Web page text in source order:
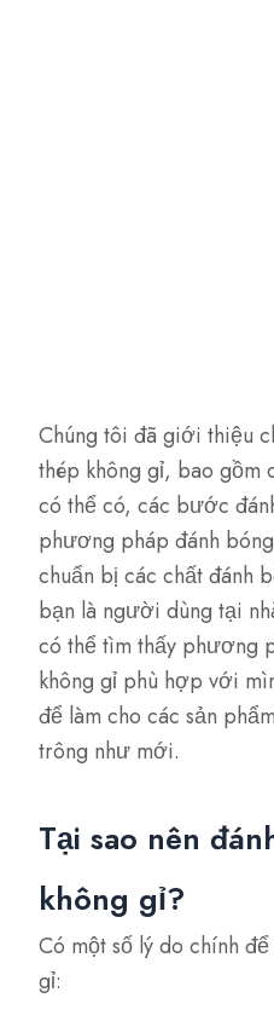
Chúng tôi đã giới thiệu
thép không gỉ, bao gồm
có thể có, các bước
phương pháp đánh
chuẩn bị các chất đánh
bạn là người dùng tại
có thể tìm thấy phương
không gỉ phù hợp với
để làm cho các sản
trông như mới.
Tại sao nên
không gỉ?
Có một số lý do chính
gỉ: